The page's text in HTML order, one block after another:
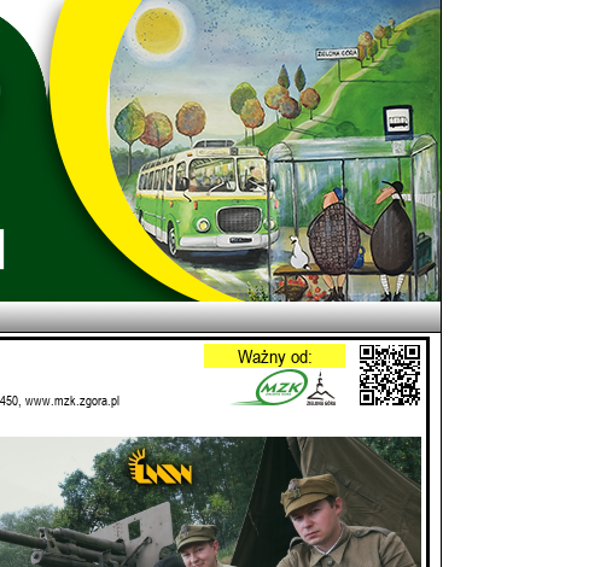
Ważny od:
www.mzk.zgora.pl